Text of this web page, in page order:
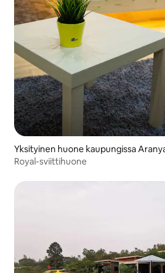
Yksityinen huone kaupungissa
Royal-sviittihuone